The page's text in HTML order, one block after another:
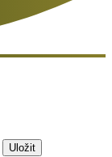
Uložit